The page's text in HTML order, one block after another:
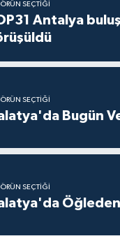
SEÇTIĞI
Antalya
SEÇTIĞI
Bugün
SEÇTIĞI
Öğleden